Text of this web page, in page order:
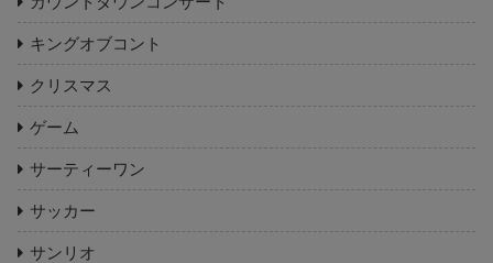
キングオブコント
クリスマス
ゲーム
サーティーワン
サッカー
サンリオ